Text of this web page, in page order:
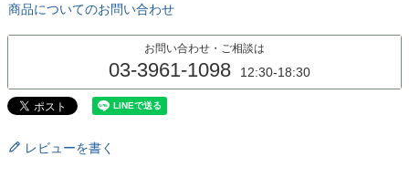
商品についてのお問い合わせ
お問い合わせ・ご相談は
03-3961-1098 12:30-18:30
レビューを書く